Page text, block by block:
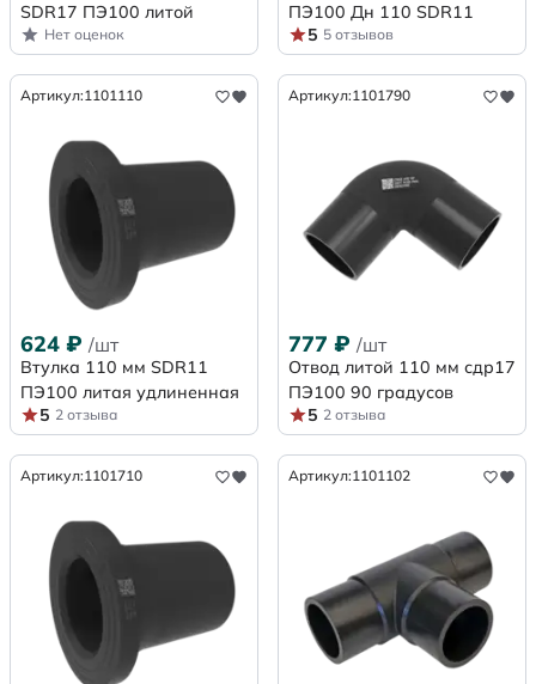
SDR17 ПЭ100 литой
Нет оценок
ПЭ100 Дн 110 SDR11
5 5 отзывов
Артикул:1101110
624 ₽ /шт
Втулка 110 мм SDR11
ПЭ100 литая удлиненная
5 2 отзыва
Артикул:1101790
777 ₽ /шт
Отвод литой 110 мм сдр17
ПЭ100 90 градусов
5 2 отзыва
Артикул:1101710 Артикул:1101102